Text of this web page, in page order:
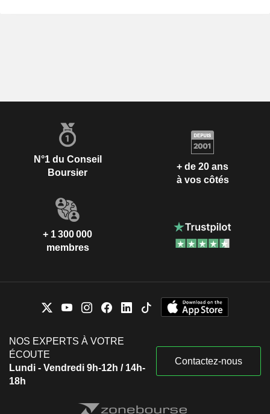
N°1 du Conseil
Boursier
+ de 20 ans
à vos côtés
+ 1 300 000
membres
NOS EXPERTS À VOTRE
ÉCOUTE
Lundi - Vendredi 9h-12h / 14h-
18h
Contactez-nous